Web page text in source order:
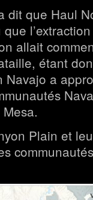
dit que Haul
allait
étant
a
Plain et